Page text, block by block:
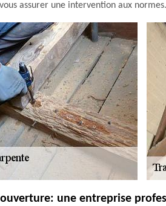
assurer une intervention aux normes.
une entreprise